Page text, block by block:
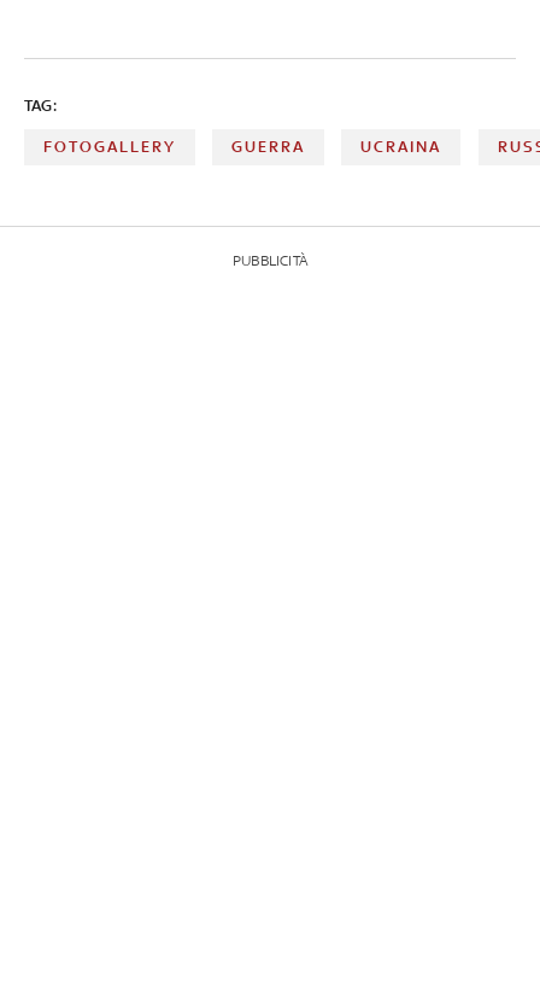
TAG:
FOTOGALLERY GUERRA UCRAINA
PUBBLICITÀ